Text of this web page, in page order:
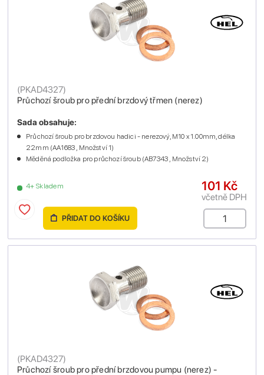
Průchozí šroub pro přední brzdový třmen (nerez)
(PKAD4327)
4+ Skladem
Sada obsahuje:
Průchozí šroub pro brzdovou hadici - nerezový, M10 x 1.00mm, délka
22mm (AA1683 , Množství 1)
Měděná podložka pro průchozí šroub (AB7343 , Množství 2)
101 Kč
včetně DPH
PŘIDAT DO KOŠÍKU
Průchozí šroub pro přední brzdovou pumpu (nerez) -
(PKAD4327)